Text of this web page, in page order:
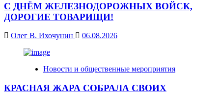
С ДНЁМ ЖЕЛЕЗНОДОРОЖНЫХ ВОЙСК,
ДОРОГИЕ ТОВАРИЩИ!
Олег В. Ихочунин 06.08.2026
Новости и общественные мероприятия
КРАСНАЯ ЖАРА СОБРАЛА СВОИХ